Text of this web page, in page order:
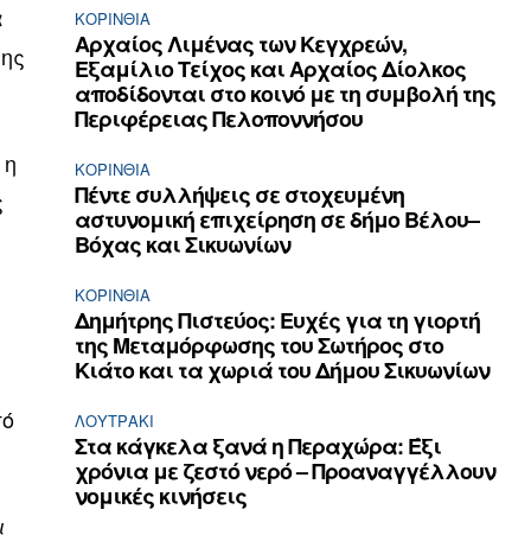
ΚΟΡΙΝΘΊΑ
Αρχαίος Λιμένας των Κεγχρεών,
Εξαμίλιο Τείχος και Aρχαίος Δίολκος
αποδίδονται στο κοινό με τη συμβολή της
Περιφέρειας Πελοποννήσου
ΚΟΡΙΝΘΊΑ
Πέντε συλλήψεις σε στοχευμένη
αστυνομική επιχείρηση σε δήμο Βέλου–
Βόχας και Σικυωνίων
ΚΟΡΙΝΘΊΑ
Δημήτρης Πιστεύος: Ευχές για τη γιορτή
της Μεταμόρφωσης του Σωτήρος στο
Κιάτο και τα χωριά του Δήμου Σικυωνίων
ΛΟΥΤΡΆΚΙ
Στα κάγκελα ξανά η Περαχώρα: Έξι
χρόνια με ζεστό νερό – Προαναγγέλλουν
νομικές κινήσεις